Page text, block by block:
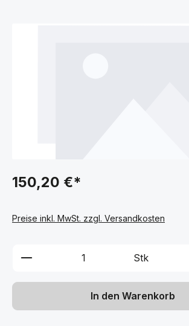
150,20 €*
Preise inkl. MwSt. zzgl. Versandkosten
Produkt Anzahl: Gib den
Stk
In den Warenkorb